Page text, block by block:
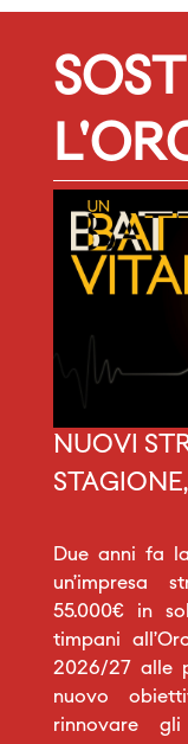
NUOVI
Due anni fa
un’impresa
55.000€ in
timpani
2026/27 alle
nuovo
rinnovare